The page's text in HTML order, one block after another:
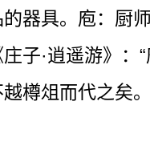
器具。庖：厨师
庄子·逍遥游》：
樽俎而代之矣